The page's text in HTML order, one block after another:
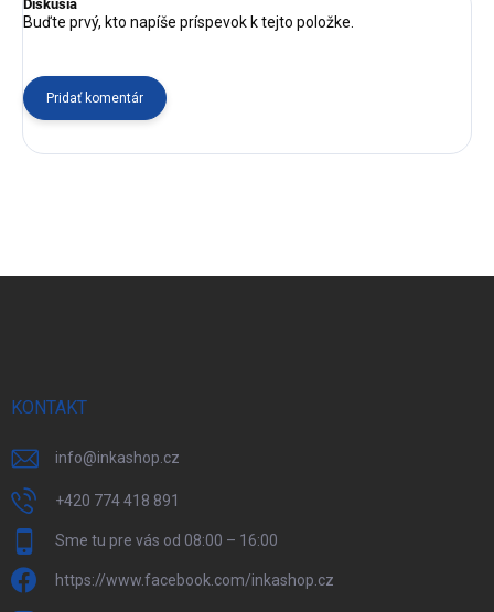
Diskusia
Buďte prvý, kto napíše príspevok k tejto položke.
Pridať komentár
KONTAKT
info@inkashop.cz
+420 774 418 891
Sme tu pre vás od 08:00 – 16:00
https://www.facebook.com/inkashop.cz